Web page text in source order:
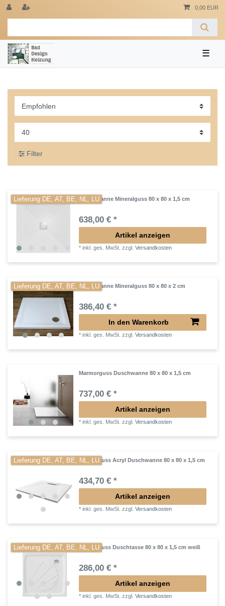
0,00 EUR
☰
Filter
Lieferung DE, AT, BE, NL, LUDuschwanne Mineralguss 80 x 80 x 1,5 cm
638,00 € *
Artikel anzeigen
*inkl. ges. MwSt. zzgl.Versandkosten
Lieferung DE, AT, BE, NL, LUDuschwanne Mineralguss 80 x 80 x 2 cm
386,40 € *
In den Warenkorb
*inkl. ges. MwSt. zzgl.Versandkosten
Marmorguss Duschwanne 80 x 80 x 1,5 cm
737,00 € *
Artikel anzeigen
*inkl. ges. MwSt. zzgl.Versandkosten
Lieferung DE, AT, BE, NL, LUMineralguss Acryl Duschwanne 80 x 80 x 1,5 cm
434,70 € *
Artikel anzeigen
*inkl. ges. MwSt. zzgl.Versandkosten
Lieferung DE, AT, BE, NL, LUMineralguss Duschtasse 80 x 80 x 1,5 cm weiß
286,00 € *
Artikel anzeigen
*inkl. ges. MwSt. zzgl.Versandkosten